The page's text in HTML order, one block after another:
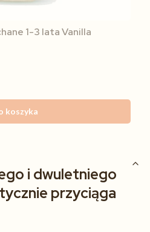
1-3 lata Vanilla
koszyka
i dwuletniego
przyciąga